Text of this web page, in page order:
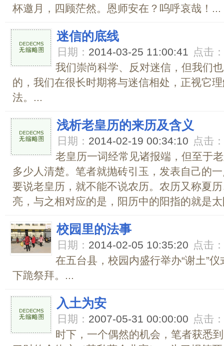
杯邀月，四顾茫然。恩师安在？呜呼哀哉！...
迷信的底线
日期： 2014-03-25 11:00:41 点击：
我们崇尚科学、反对迷信，但我们
的，我们在很长时期将与迷信相处，正视它
法。...
浅析老皇历的来历及含义
日期： 2014-02-19 00:34:10 点击：
老皇历一词经常见诸报端，但至于
多少人清楚。笔者就抛砖引玉，发表自己的
要说老皇历，就不能不说农历。农历又称夏
亮，与之相对应的是，阳历中的阳指的就是
校园里的法事
日期： 2014-02-05 10:35:20 点击：
在五台县，校园内盛行举办“谢土”
下跪祭拜。...
入土为安
日期： 2007-05-31 00:00:00 点击：
时下，一个偶然的机会，笔者获悉